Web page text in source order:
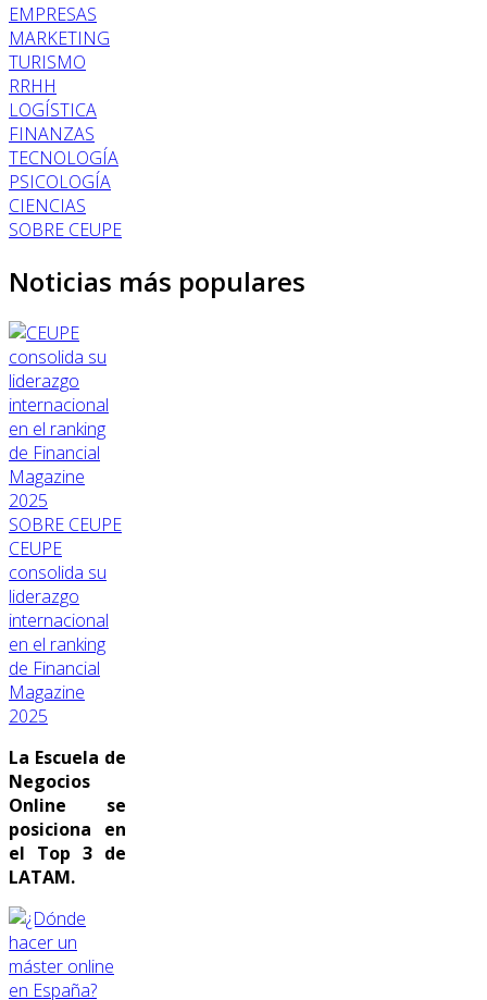
EMPRESAS
MARKETING
TURISMO
RRHH
LOGÍSTICA
FINANZAS
TECNOLOGÍA
PSICOLOGÍA
CIENCIAS
SOBRE CEUPE
Noticias más populares
SOBRE CEUPE
CEUPE
consolida su
liderazgo
internacional
en el ranking
de Financial
Magazine
2025
La Escuela de
Negocios
Online se
posiciona en
el Top 3 de
LATAM.